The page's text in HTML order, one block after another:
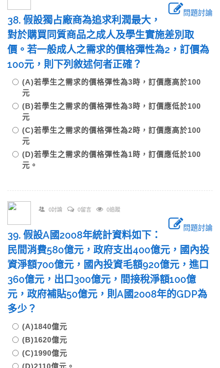
問題討論
38. 假設獨占廠商為追求利潤最大，
對於購買同質商品之成人及學生實施差別取
價。若一般成人之需求的價格彈性為2，訂價為
100元，則下列敘述何者正確？
(A)若學生之需求的價格彈性為3時，訂價應高於100
元
(B)若學生之需求的價格彈性為3時，訂價應低於100
元
(C)若學生之需求的價格彈性為2時，訂價應高於100
元
(D)若學生之需求的價格彈性為1時，訂價應低於100
元。
0討論 0留言 0追蹤
問題討論
39. 假設A國2008年統計資料如下：
民間消費580億元，政府支出400億元，國內投
資淨額700億元，國內投資毛額920億元，進口
360億元，出口300億元，間接稅淨額100億
元，政府補貼50億元，則A國2008年的GDP為
多少？
(A)1840億元
(B)1620億元
(C)1990億元
(D)2110億元。